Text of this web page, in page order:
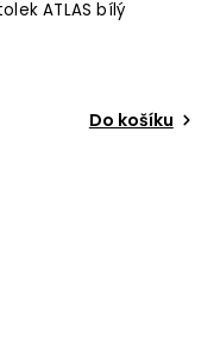
ATLAS bílý
Do košíku